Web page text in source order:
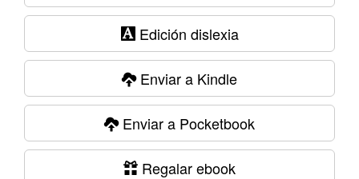
Edición dislexia
Enviar a Kindle
Enviar a Pocketbook
Regalar ebook